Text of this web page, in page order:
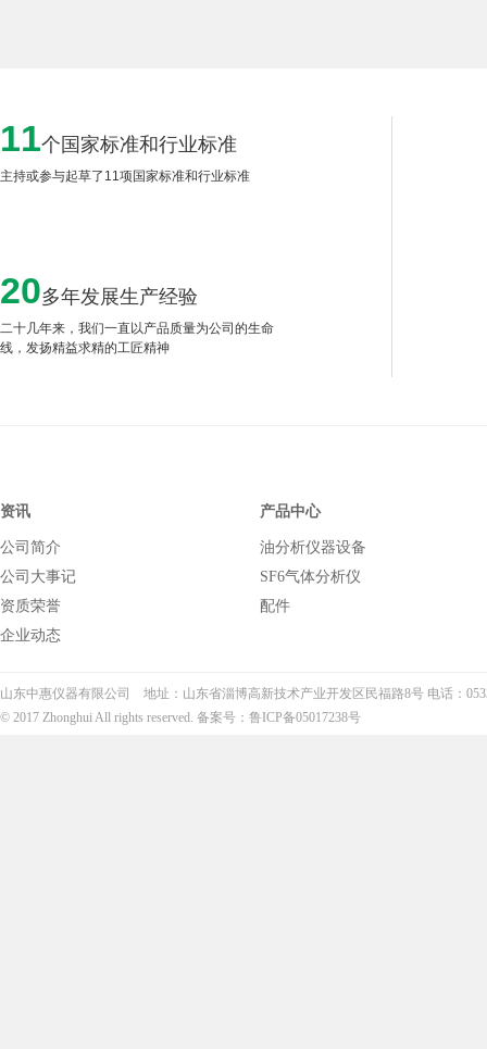
11个国家标准和行业标准
主持或参与起草了11项国家标准和行业标准
20多年发展生产经验
二十几年来，我们一直以产品质量为公司的生命
线，发扬精益求精的工匠精神